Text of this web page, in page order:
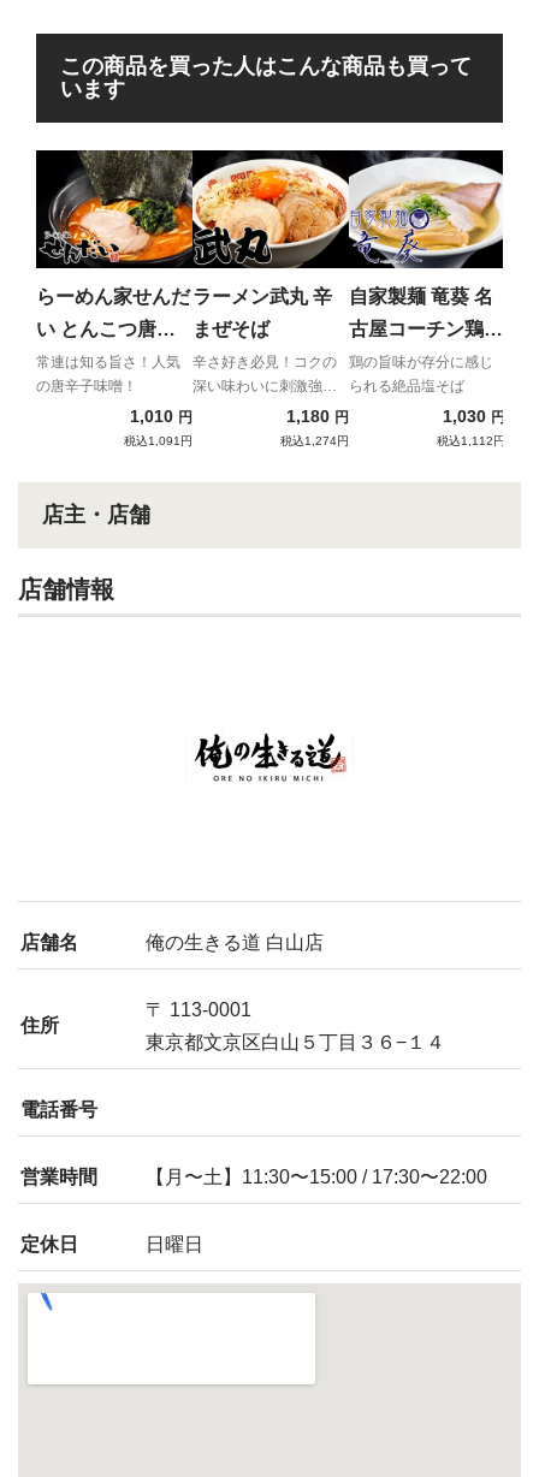
この商品を買った人はこんな商品も買って
います
らーめん家せんだ
い とんこつ唐辛
子味噌
常連は知る旨さ！人気
の唐辛子味噌！
1,010 円
税込1,091円
ラーメン武丸 辛
まぜそば
辛さ好き必見！コクの
深い味わいに刺激強め
の辛さがたまらない新
感覚インスパイア系ま
1,180 円
税込1,274円
自家製麺 竜葵 名
古屋コーチン鶏塩
そば
鶏の旨味が存分に感じ
られる絶品塩そば
1,030 円
税込1,112円
店主・店舗
店舗情報
店舗名 俺の生きる道 白山店
住所
〒 113-0001
東京都文京区白山５丁目３６−１４
電話番号
営業時間 【月〜土】11:30〜15:00 / 17:30〜22:00
定休日 日曜日